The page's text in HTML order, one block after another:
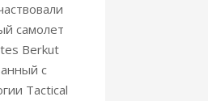
самолет
Berkut
с
Tactical